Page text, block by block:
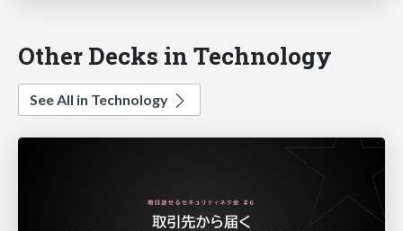
Other Decks in Technology
See All in Technology